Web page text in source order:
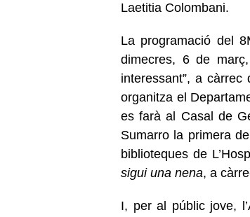
Laetitia Colombani.
La programació del
dimecres, 6 de
interessant”, a
organitza el
es farà al Casal de
Sumarro la primera
biblioteques de
sigui una nena, a
I, per al públic jove,